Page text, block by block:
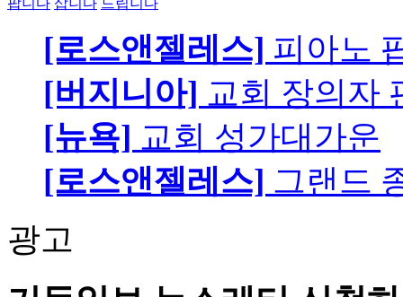
[로스앤젤레스] 피아노
[버지니아] 교회 장의자
[뉴욕] 교회 성가대가운
[로스앤젤레스] 그랜드
광고